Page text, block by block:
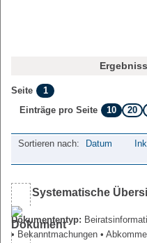
Seite
1
Einträge pro Seite
10 20
Sortieren nach: Datum
Systematische
Dokumententyp:
• Bekanntmachungen •